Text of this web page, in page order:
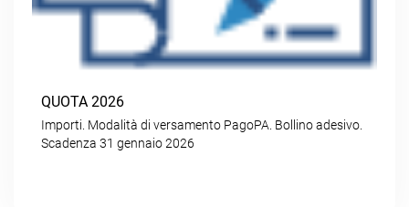
QUOTA 2026
Importi. Modalità di versamento PagoPA. Bollino adesivo.
Scadenza 31 gennaio 2026